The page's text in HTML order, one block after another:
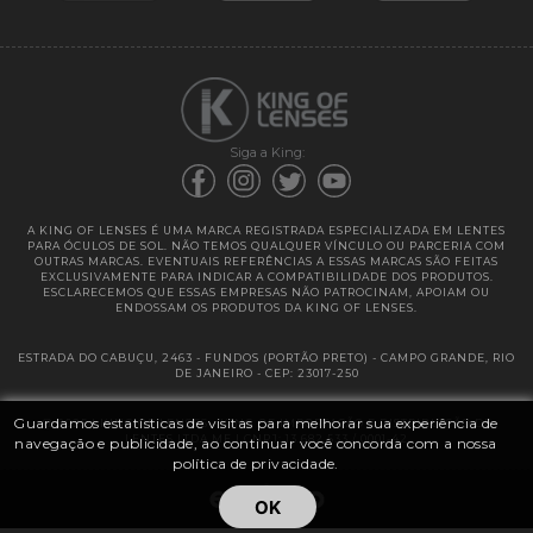
Guardamos estatísticas de visitas para melhorar sua experiência de
navegação e publicidade, ao continuar você concorda com a nossa
política de privacidade.
OK
Siga a King:
A KING OF LENSES É UMA MARCA REGISTRADA ESPECIALIZADA EM LENTES
PARA ÓCULOS DE SOL. NÃO TEMOS QUALQUER VÍNCULO OU PARCERIA COM
OUTRAS MARCAS. EVENTUAIS REFERÊNCIAS A ESSAS MARCAS SÃO FEITAS
EXCLUSIVAMENTE PARA INDICAR A COMPATIBILIDADE DOS PRODUTOS.
ESCLARECEMOS QUE ESSAS EMPRESAS NÃO PATROCINAM, APOIAM OU
ENDOSSAM OS PRODUTOS DA KING OF LENSES.
ESTRADA DO CABUÇU, 2463 - FUNDOS (PORTÃO PRETO) - CAMPO GRANDE, RIO
DE JANEIRO - CEP: 23017-250
@ 2025 | KING OF LENSES - KING OF IMPORTAÇÃO E DISTRIBUIÇÃO DE
LENTES LTDA ME | CNPJ: 13.682.533 / 0001-42